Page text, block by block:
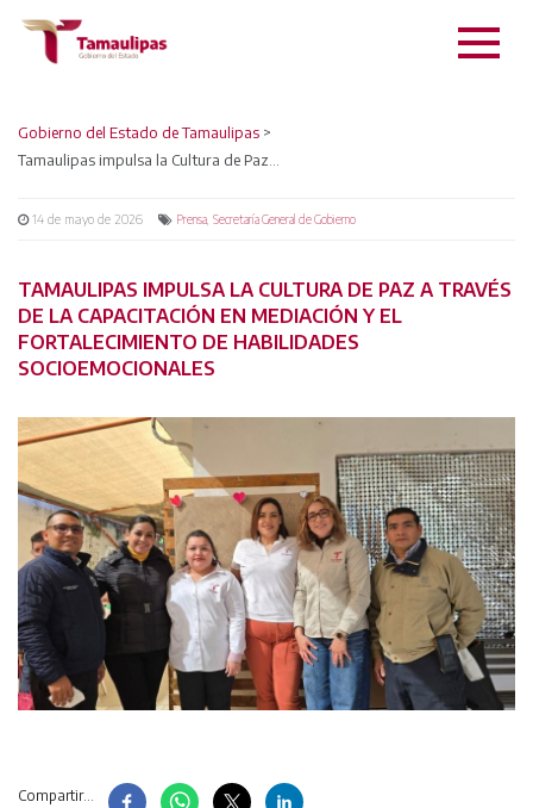
Gobierno del Estado de Tamaulipas >
14 de mayo de 2026 Prensa Secretaría General de Gobierno
TAMAULIPAS IMPULSA LA CULTURA DE PAZ A TRAVÉS
DE LA CAPACITACIÓN EN MEDIACIÓN Y EL
FORTALECIMIENTO DE HABILIDADES
SOCIOEMOCIONALES
Compartir...